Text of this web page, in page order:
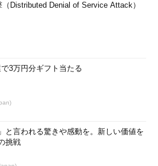
（Distributed Denial of Service Attack）
3万円分ギフト当たる
と言われる驚きや感動を。新しい価値を
挑戦